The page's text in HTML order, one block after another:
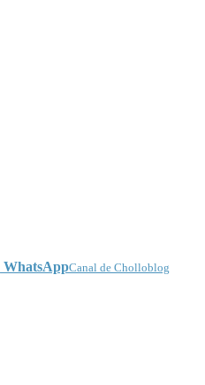
WhatsAppCanal de Cholloblog